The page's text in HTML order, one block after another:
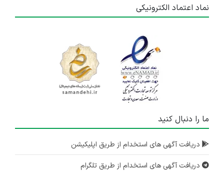
نماد اعتماد الکترونیکی
ما را دنبال کنید
دریافت آگهی های استخدام از طریق اپلیکیشن
دریافت آگهی های استخدام از طریق تلگرام